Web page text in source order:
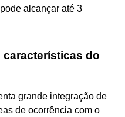
alcançar até 3
do
grande integração de
de ocorrência com o